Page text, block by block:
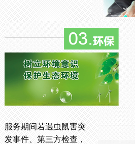
服务期间若遇虫鼠害突
发事件、第三方检查，